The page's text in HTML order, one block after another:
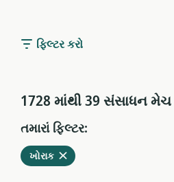
ફિલ્ટર કરો
1728 માંથી 39 સંસાધન
તમારાં ફિલ્ટર:
વર્તમાન
ફિલ્ટરમાંથી
ખોરાકકાઢી
નાંખો